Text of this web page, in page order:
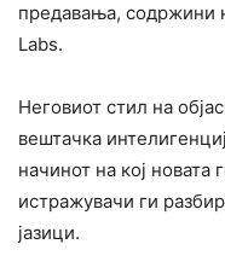
предавања, содржини
Labs.
Неговиот стил на
вештачка
начинот на кој новата
истражувачи ги
јазици.